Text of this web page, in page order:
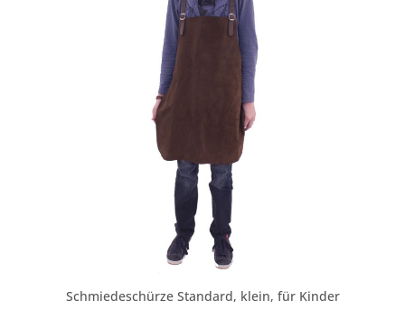
Schmiedeschürze Standard, klein, für Kinder